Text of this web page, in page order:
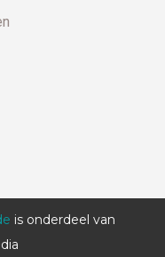
is onderdeel van